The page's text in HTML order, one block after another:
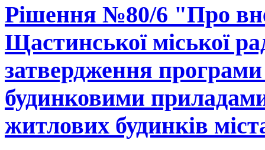
Рішення №80/6 "Про
Щастинської міської
затвердження
будинковими приладами
житлових будинків